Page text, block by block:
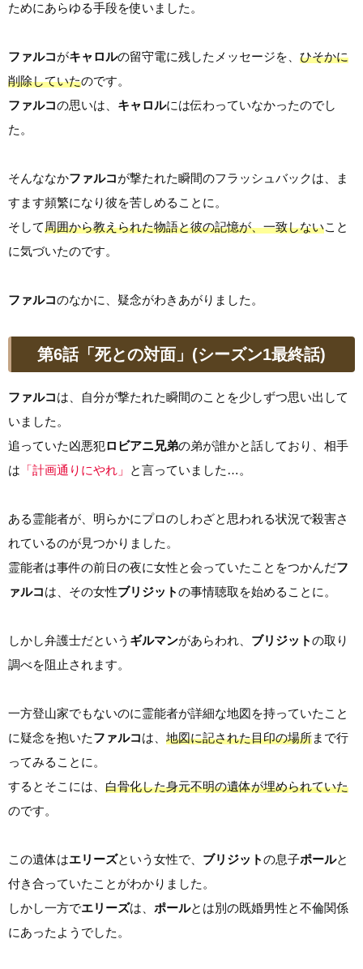
ためにあらゆる手段を使いました。
ファルコがキャロルの留守電に残したメッセージを、 ひそかに
削除していたのです。
ファルコの思いは、 キャロルには伝わっていなかったのでし
た。
そんななかファルコが撃たれた瞬間のフラッシュバックは、ま
すます頻繁になり彼を苦しめることに。
そして周囲から教えられた物語と彼の記憶が、一致しないこと
に気づいたのです。
ファルコのなかに、疑念がわきあがりました。
第6話「死との対面」(シーズン1最終話)
ファルコは、自分が撃たれた瞬間のことを少しずつ思い出して
いました。
追っていた凶悪犯ロビアニ兄弟の弟が誰かと話しており、相手
は 「計画通りにやれ」 と言っていました…。
ある霊能者が、明らかにプロのしわざと思われる状況で殺害さ
れているのが見つかりました。
霊能者は事件の前日の夜に女性と会っていたことをつかんだフ
ァルコは、その女性ブリジットの事情聴取を始めることに。
しかし弁護士だという ギルマンがあらわれ、 ブリジットの取り
調べを阻止されます。
一方登山家でもないのに霊能者が詳細な地図を持っていたこと
に疑念を抱いたファルコは、 地図に記された目印の場所まで行
ってみることに。
するとそこには、 白骨化した身元不明の遺体が埋められていた
のです。
この遺体はエリーズという女性で、 ブリジットの息子ポールと
付き合っていたことがわかりました。
しかし一方でエリーズは、 ポールとは別の既婚男性と不倫関係
にあったようでした。